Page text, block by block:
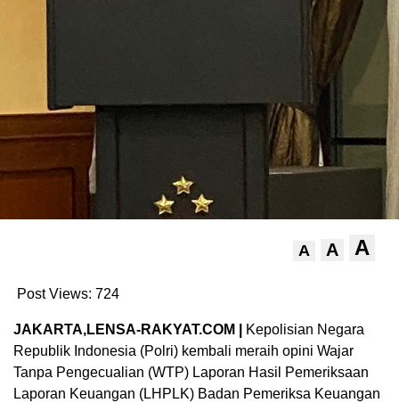
A A A
Post Views: 724
JAKARTA,LENSA-RAKYAT.COM |
Kepolisian Negara
Republik Indonesia (Polri) kembali meraih opini Wajar
Tanpa Pengecualian (WTP) Laporan Hasil Pemeriksaan
Laporan Keuangan (LHPLK) Badan Pemeriksa Keuangan